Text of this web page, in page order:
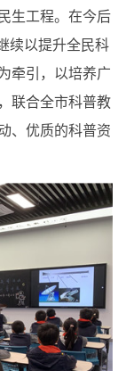
生工程。在今后
续以提升全民科
牵引，以培养广
联合全市科普教
、优质的科普资